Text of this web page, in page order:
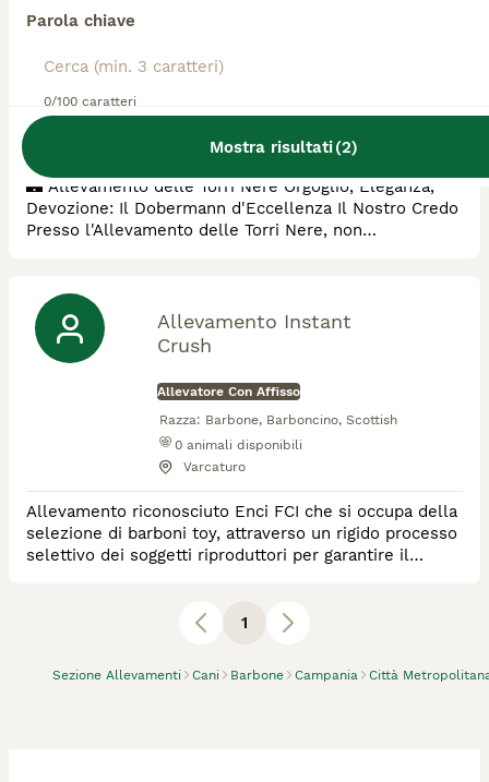
Parola chiave
0/100 caratteri
Mostra risultati(2)
Sezione Allevamenti Cani Barbone Campania Città
Allevatore Con Affisso
0 animali disponibili
San Salvatore Telesino
​🏰 Allevamento delle Torri Nere ​Orgoglio, Eleganza,
Devozione: Il Dobermann d'Eccellenza ​Il Nostro Credo
​Presso l'Allevamento delle Torri Nere, non
l'apice dell'ingegneria canina: un perfetto equilibrio tra
potenza esplosiva e sensibilità estrema. ​Le nostre
"Torri" rappresentano la gu
Allevamento Instant
Crush
Allevatore Con Affisso
Razza: Barbone, Barboncino, Scottish
0 animali disponibili
Varcaturo
Allevamento riconosciuto Enci FCI che si occupa della
selezione di barboni toy, attraverso un rigido processo
selettivo dei soggetti riproduttori per garantire il
1